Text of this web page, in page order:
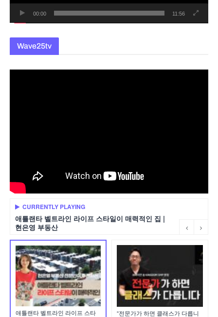
00:00 11:56
Wave25tv
CURRENTLY PLAYING
애틀랜타 벨트라인 라이프 스타일이 매력적인 집 |
현은영 부동산
애틀랜타 벨트라인 라이프 스타
“전문가가 하면 클래스가 다릅니